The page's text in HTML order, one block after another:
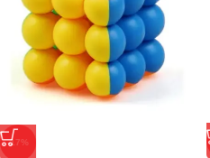
-17%